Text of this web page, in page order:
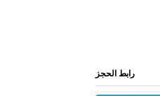
رابط الحجز